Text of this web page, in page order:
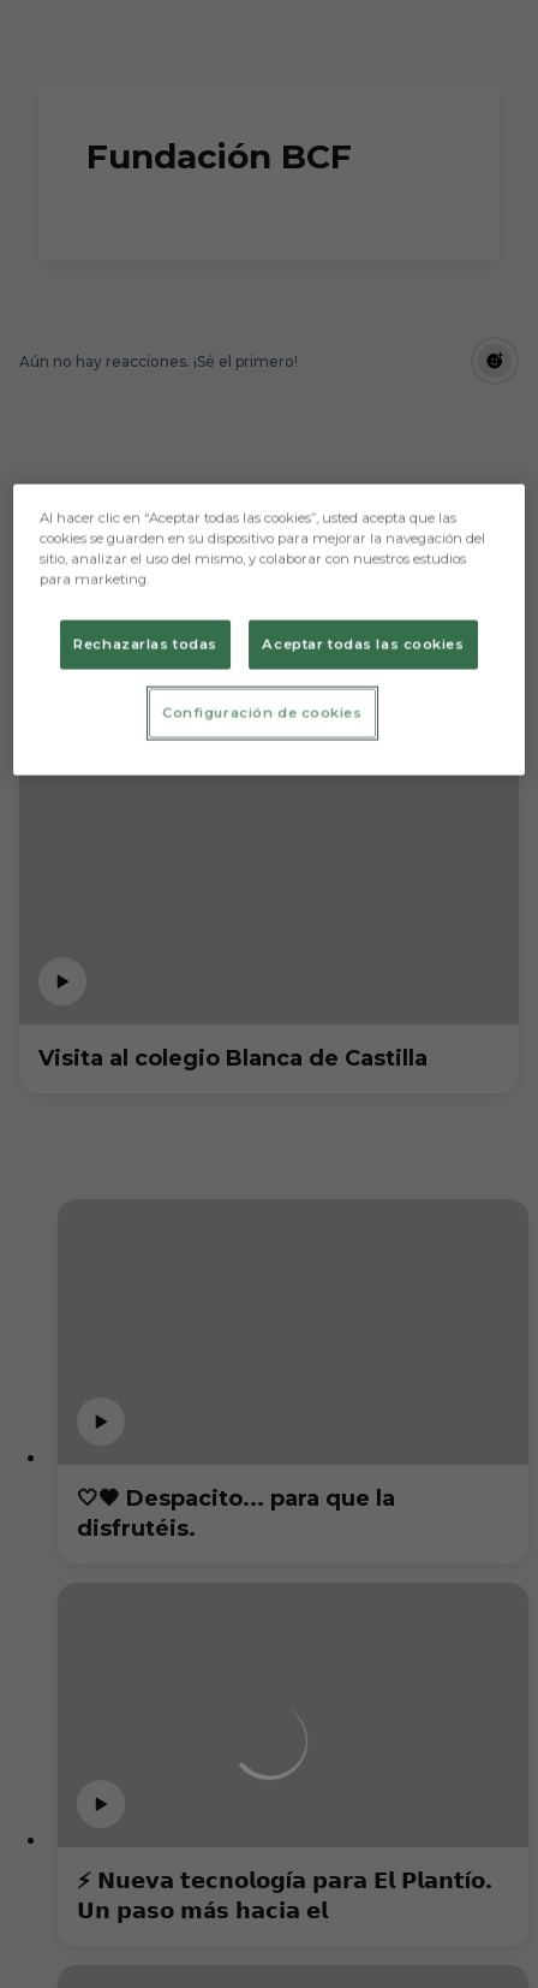
Fundación BCF
Aún no hay reacciones. ¡Sé el primero!
Visita al colegio Blanca de Castilla
🤍🖤 Despacito... para que la
disfrutéis.
⚡️ 𝗡𝘂𝗲𝘃𝗮 𝘁𝗲𝗰𝗻𝗼𝗹𝗼𝗴í𝗮 𝗽𝗮𝗿𝗮 𝗘𝗹 𝗣𝗹𝗮𝗻𝘁í𝗼.
𝗨𝗻 𝗽𝗮𝘀𝗼 𝗺á𝘀 𝗵𝗮𝗰𝗶𝗮 𝗲𝗹
Al hacer clic en “Aceptar todas las cookies”, usted acepta que las
cookies se guarden en su dispositivo para mejorar la navegación del
sitio, analizar el uso del mismo, y colaborar con nuestros estudios
para marketing.
Rechazarlas todas Aceptar todas las cookies
Configuración de cookies